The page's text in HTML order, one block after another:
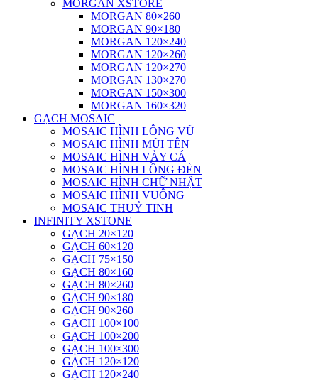
MORGAN XSTORE
MORGAN 80×260
MORGAN 90×180
MORGAN 120×240
MORGAN 120×260
MORGAN 120×270
MORGAN 130×270
MORGAN 150×300
MORGAN 160×320
GẠCH MOSAIC
MOSAIC HÌNH LÔNG VŨ
MOSAIC HÌNH MŨI TÊN
MOSAIC HÌNH VẢY CÁ
MOSAIC HÌNH LỒNG ĐÈN
MOSAIC HÌNH CHỮ NHẬT
MOSAIC HÌNH VUÔNG
MOSAIC THUỶ TINH
INFINITY XSTONE
GẠCH 20×120
GẠCH 60×120
GẠCH 75×150
GẠCH 80×160
GẠCH 80×260
GẠCH 90×180
GẠCH 90×260
GẠCH 100×100
GẠCH 100×200
GẠCH 100×300
GẠCH 120×120
GẠCH 120×240